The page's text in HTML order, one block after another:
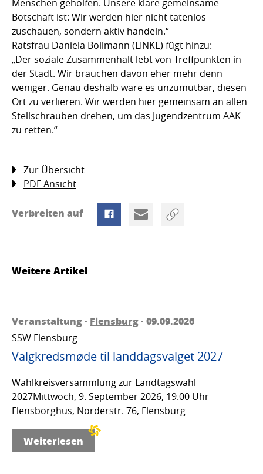
Menschen geholfen. Unsere klare gemeinsame
Botschaft ist: Wir werden hier nicht tatenlos
zuschauen, sondern aktiv handeln.“
Ratsfrau Daniela Bollmann (LINKE) fügt hinzu:
„Der soziale Zusammenhalt lebt von Treffpunkten in
der Stadt. Wir brauchen davon eher mehr denn
weniger. Genau deshalb wäre es unzumutbar, diesen
Ort zu verlieren. Wir werden hier gemeinsam an allen
Stellschrauben drehen, um das Jugendzentrum AAK
zu retten.“
Zur Übersicht
PDF Ansicht
Verbreiten auf
Weitere Artikel
Veranstaltung · Flensburg· 09.09.2026
SSW Flensburg
Valgkredsmøde til landdagsvalget 2027
Wahlkreisversammlung zur Landtagswahl
2027Mittwoch, 9. September 2026, 19.00 Uhr
Flensborghus, Norderstr. 76, Flensburg
Weiterlesen